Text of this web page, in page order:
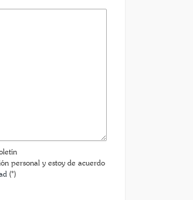
personal y estoy de acuerdo
(*)